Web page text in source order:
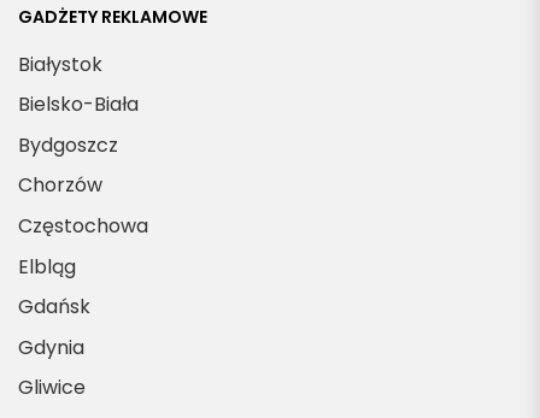
GADŻETY REKLAMOWE
Białystok
Bielsko-Biała
Bydgoszcz
Chorzów
Częstochowa
Elbląg
Gdańsk
Gdynia
Gliwice